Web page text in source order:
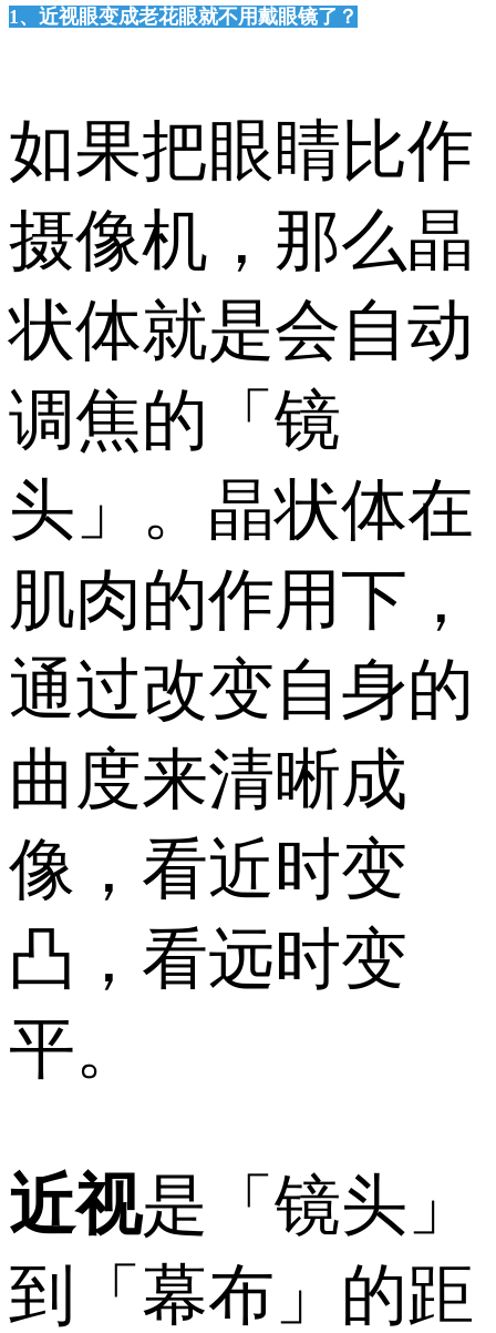
1、近视眼变成老花眼就不用戴眼镜了？
如果把眼睛比作
摄像机，那么晶
状体就是会自动
调焦的「镜
头」。晶状体在
肌肉的作用下，
通过改变自身的
曲度来清晰成
像，看近时变
凸，看远时变
平。
近视是「镜头」
到「幕布」的距